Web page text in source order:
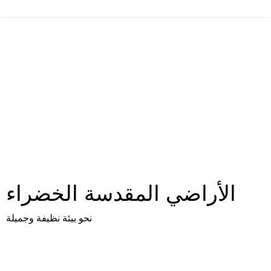
الأراضي المقدسة الخضراء
نحو بيئة نظيفة وجميلة